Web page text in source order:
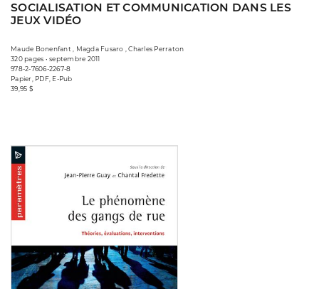
SOCIALISATION ET COMMUNICATION DANS LES
JEUX VIDÉO
Maude Bonenfant , Magda Fusaro , Charles Perraton
320 pages • septembre 2011
978-2-7606-2267-8
Papier, PDF, E-Pub
39,95 $